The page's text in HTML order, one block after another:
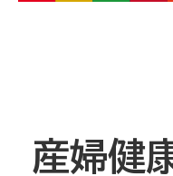
産婦健